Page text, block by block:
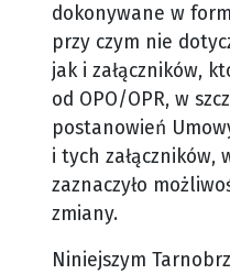
dokonywane w
przy czym nie
jak i załączników,
od OPO/OPR, w
postanowień
i tych załączników,
zaznaczyło
zmiany.
Niniejszym